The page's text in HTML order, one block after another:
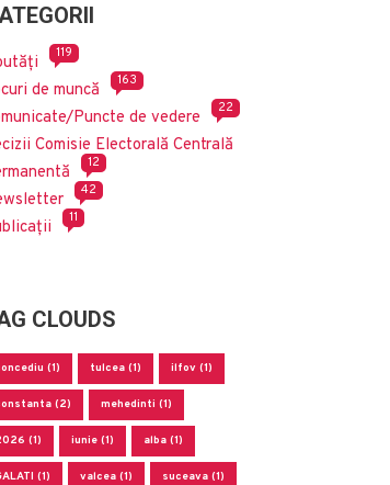
119
de muncă 163
Puncte de vedere 22
Comisie Electorală Centrală
12
42
11
CLOUDS
(1) tulcea (1) ilfov (1)
(2) mehedinti (1)
(1) iunie (1) alba (1)
(1) valcea (1) suceava (1)